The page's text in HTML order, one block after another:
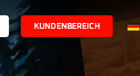
KU N D EN BE R EI C H